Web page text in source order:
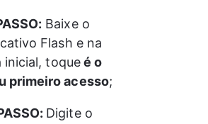
Baixe o
Flash e na
inicial, toque é o
primeiro acesso;
Digite o